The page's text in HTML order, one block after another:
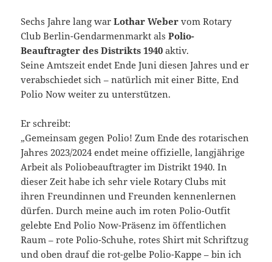
Sechs Jahre lang warLothar Weber vom Rotary
Club Berlin-Gendarmenmarkt alsPolio-
Beauftragter des Distrikts 1940 aktiv.
Seine Amtszeit endet Ende Juni diesen Jahres und er
verabschiedet sich – natürlich mit einer Bitte, End
Polio Now weiter zu unterstützen.
Er schreibt:
„Gemeinsam gegen Polio! Zum Ende des rotarischen
Jahres 2023/2024 endet meine offizielle, langjährige
Arbeit als Poliobeauftragter im Distrikt 1940. In
dieser Zeit habe ich sehr viele Rotary Clubs mit
ihren Freundinnen und Freunden kennenlernen
dürfen. Durch meine auch im roten Polio-Outfit
gelebte End Polio Now-Präsenz im öffentlichen
Raum – rote Polio-Schuhe, rotes Shirt mit Schriftzug
und oben drauf die rot-gelbe Polio-Kappe – bin ich